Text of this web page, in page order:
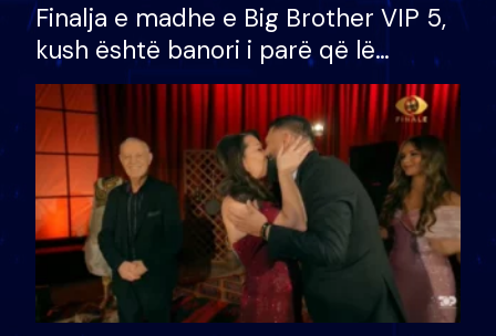
Finalja e madhe e Big Brother VIP 5,
kush është banori i parë që lë
shtëpinë dhe humb mundësinë për
të fituar çmimin e madh